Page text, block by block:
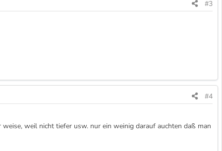
#3
#4
weil nicht tiefer usw. nur ein weinig darauf auchten daß man